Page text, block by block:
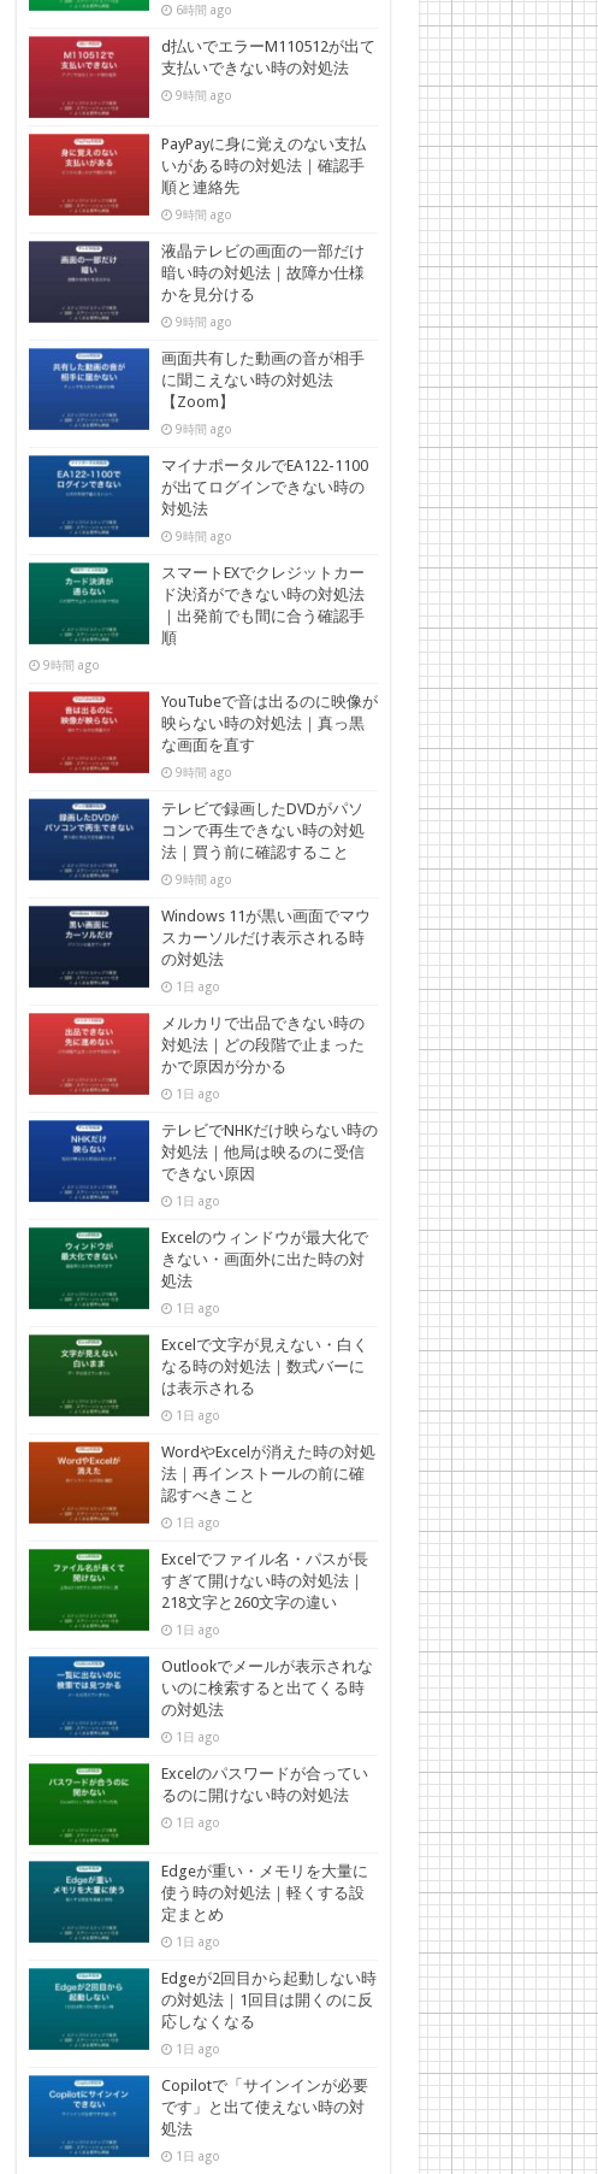
6時間 ago
d払いでエラーM110512が出て
支払いできない時の対処法
9時間 ago
PayPayに身に覚えのない支払
いがある時の対処法｜確認手
順と連絡先
9時間 ago
液晶テレビの画面の一部だけ
暗い時の対処法｜故障か仕様
かを見分ける
9時間 ago
画面共有した動画の音が相手
に聞こえない時の対処法
【Zoom】
9時間 ago
マイナポータルでEA122-1100
が出てログインできない時の
対処法
9時間 ago
スマートEXでクレジットカー
ド決済ができない時の対処法
｜出発前でも間に合う確認手
順
9時間 ago
YouTubeで音は出るのに映像が
映らない時の対処法｜真っ黒
な画面を直す
9時間 ago
テレビで録画したDVDがパソ
コンで再生できない時の対処
法｜買う前に確認すること
9時間 ago
Windows 11が黒い画面でマウ
スカーソルだけ表示される時
の対処法
1日 ago
メルカリで出品できない時の
対処法｜どの段階で止まった
かで原因が分かる
1日 ago
テレビでNHKだけ映らない時の
対処法｜他局は映るのに受信
できない原因
1日 ago
Excelのウィンドウが最大化で
きない・画面外に出た時の対
処法
1日 ago
Excelで文字が見えない・白く
なる時の対処法｜数式バーに
は表示される
1日 ago
WordやExcelが消えた時の対処
法｜再インストールの前に確
認すべきこと
1日 ago
Excelでファイル名・パスが長
すぎて開けない時の対処法｜
218文字と260文字の違い
1日 ago
Outlookでメールが表示されな
いのに検索すると出てくる時
の対処法
1日 ago
Excelのパスワードが合ってい
るのに開けない時の対処法
1日 ago
Edgeが重い・メモリを大量に
使う時の対処法｜軽くする設
定まとめ
1日 ago
Edgeが2回目から起動しない時
の対処法｜1回目は開くのに反
応しなくなる
1日 ago
Copilotで「サインインが必要
です」と出て使えない時の対
処法
1日 ago